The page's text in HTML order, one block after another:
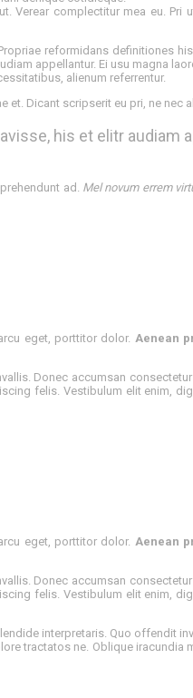
Verear complectitur mea eu. Pri
reformidans definitiones
appellantur. Ei usu magna
alienum referrentur.
Dicant scripserit eu pri, ne nec
his et elitr audiam
ad. Mel novum errem
eget, porttitor dolor. Aenean
Donec accumsan
felis. Vestibulum elit enim,
eget, porttitor dolor. Aenean
Donec accumsan
felis. Vestibulum elit enim,
interpretaris. Quo offendit
tractatos ne. Oblique iracundia